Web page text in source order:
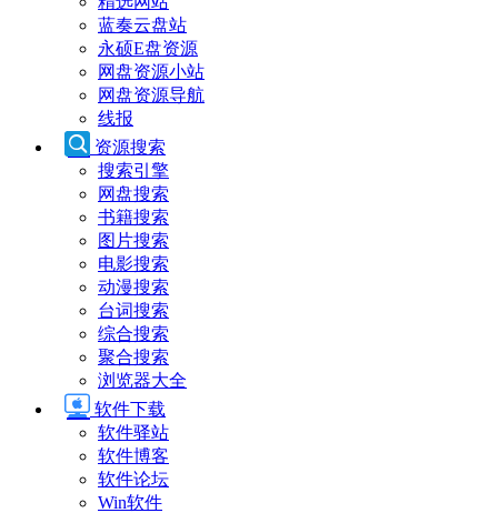
蓝奏云盘站
永硕E盘资源
网盘资源小站
网盘资源导航
线报
资源搜索
搜索引擎
网盘搜索
书籍搜索
图片搜索
电影搜索
动漫搜索
台词搜索
综合搜索
聚合搜索
浏览器大全
软件下载
软件驿站
软件博客
软件论坛
Win软件